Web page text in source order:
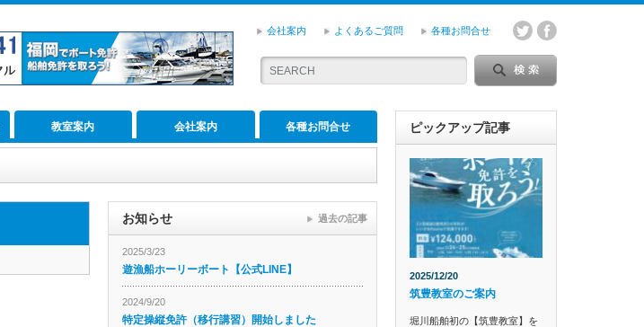
会社案内 よくあるご質問 各種お問合せ
教室案内 会社案内 各種お問合せ
お知らせ
2025/3/23
遊漁船ホーリーボート【公式LINE】
2024/9/20
特定操縦免許（移行講習）開始しました
過去の記事
ピックアップ記事
2025/12/20
筑豊教室のご案内
堀川船舶初の【筑豊教室】を